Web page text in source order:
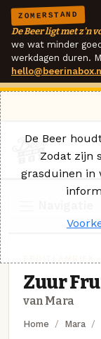
ZOMERSTAND
De Beer ligt met z'n
we wat minder
werkdagen duren.
Zuur
van Mara
Home Mara
De Beer
Zodat zijn
grasduinen in